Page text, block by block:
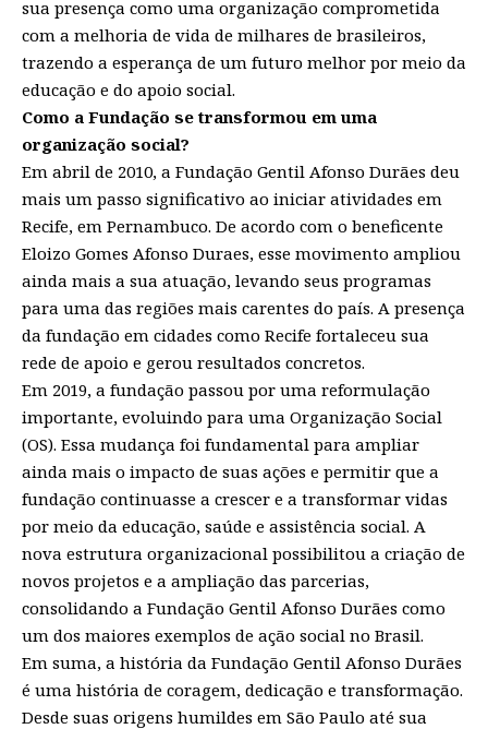
sua presença como uma organização comprometida
com a melhoria de vida de milhares de brasileiros,
trazendo a esperança de um futuro melhor por meio da
educação e do apoio social.
Como a Fundação se transformou em uma
organização social?
Em abril de 2010, a Fundação Gentil Afonso Durães deu
mais um passo significativo ao iniciar atividades em
Recife, em Pernambuco. De acordo com o beneficente
Eloizo Gomes Afonso Duraes, esse movimento ampliou
ainda mais a sua atuação, levando seus programas
para uma das regiões mais carentes do país. A presença
da fundação em cidades como Recife fortaleceu sua
rede de apoio e gerou resultados concretos.
Em 2019, a fundação passou por uma reformulação
importante, evoluindo para uma Organização Social
(OS). Essa mudança foi fundamental para ampliar
ainda mais o impacto de suas ações e permitir que a
fundação continuasse a crescer e a transformar vidas
por meio da educação, saúde e assistência social. A
nova estrutura organizacional possibilitou a criação de
novos projetos e a ampliação das parcerias,
consolidando a Fundação Gentil Afonso Durães como
um dos maiores exemplos de ação social no Brasil.
Em suma, a história da Fundação Gentil Afonso Durães
é uma história de coragem, dedicação e transformação.
Desde suas origens humildes em São Paulo até sua